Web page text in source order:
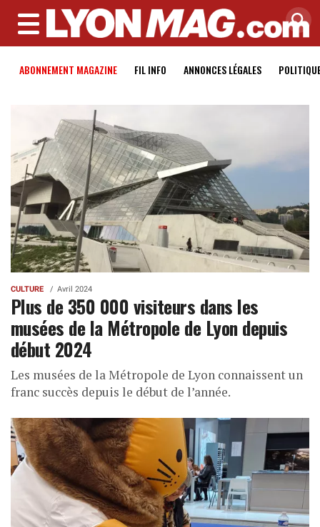
MENU
ABONNEMENT MAGAZINE FIL INFO ANNONCES LÉGALES
CULTURE Avril 2024
Plus de 350 000 visiteurs dans les
musées de la Métropole de Lyon depuis
début 2024
Les musées de la Métropole de Lyon connaissent un
franc succès depuis le début de l’année.